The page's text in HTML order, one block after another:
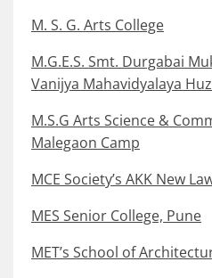
M. S. G. Arts College
M.G.E.S. Smt. Durgabai
Vanijya Mahavidyalaya
M.S.G Arts Science &
Malegaon Camp
MCE Society’s AKK New
MES Senior College, Pune
MET’s School of